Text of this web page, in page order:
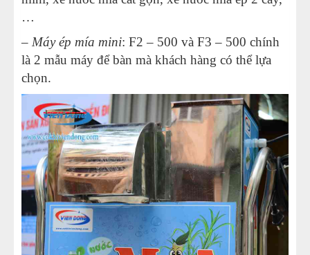
…
– Máy ép mía mini: F2 – 500 và F3 – 500 chính
là 2 mẫu máy để bàn mà khách hàng có thể lựa
chọn.